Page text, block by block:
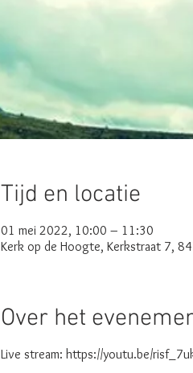
Tijd en locatie
01 mei 2022, 10:00 – 11:30
Kerk op de Hoogte, Kerkstraat 7,
Over het
Live stream: https://youtu.be/